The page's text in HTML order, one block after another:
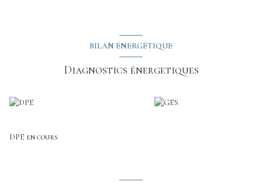
BILAN ÉNERGÉTIQUE
Diagnostics énergetiques
DPE en cours